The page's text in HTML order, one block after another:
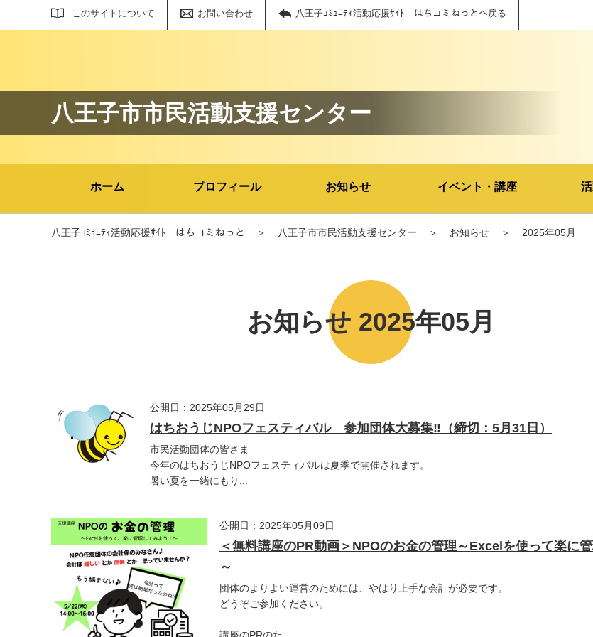
このサイトについて お問い合わせ 八王子ｺﾐｭﾆﾃｨ活動応援ｻｲﾄ はちコミねっとへ戻る
サイト内検索
八王子市市民活動支援センター
ホーム プロフィール お知らせ イベント・講座
八王子ｺﾐｭﾆﾃｨ活動応援ｻｲﾄ はちコミねっと ＞ 八王子市市民活動支援センター ＞ お知らせ ＞ 2025年05月
お知らせ 2025年05月
公開日：2025年05月29日
はちおうじNPOフェスティバル 参加団体大募集‼（締切：5月31日）
市民活動団体の皆さま
今年のはちおうじNPOフェスティバルは夏季で開催されます。
暑い夏を一緒にもり...
公開日：2025年05月09日
＜無料講座のPR動画＞NPOのお金の管理～Excelを使って楽に管
～
団体のよりよい運営のためには、やはり上手な会計が必要です。
どうぞご参加ください。